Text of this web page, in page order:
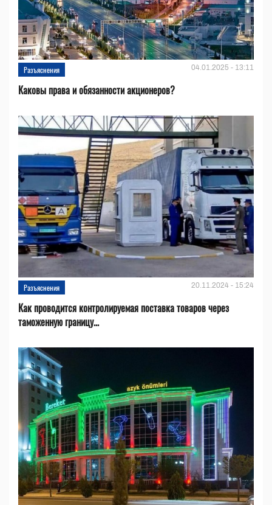
Разъяснения 04.01.2025 - 13:11
Каковы права и обязанности акционеров?
Разъяснения 20.11.2024 - 15:24
Как проводится контролируемая поставка товаров через
таможенную границу...